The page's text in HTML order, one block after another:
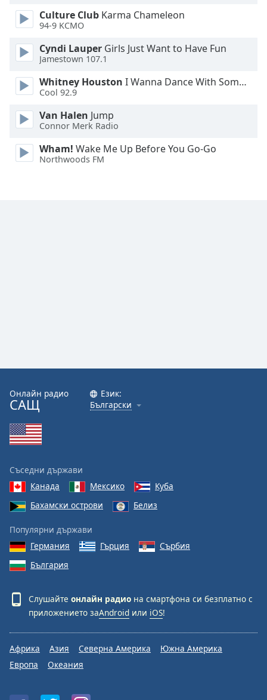
Dialog
End
dialog
window.
Culture Club Karma Chameleon
94-9 KCMO
Cyndi Lauper Girls Just Want to Have Fun
Jamestown 107.1
Whitney Houston I Wanna Dance With Somebody
Cool 92.9
Van Halen Jump
Connor Merk Radio
Wham! Wake Me Up Before You Go-Go
Northwoods FM
Онлайн радио
САЩ
Език:
Български
Съседни държави
Канада
Мексико
Куба
Бахамски острови
Белиз
Популярни държави
Германия
Гърция
Сърбия
България
Слушайте онлайн радио на смартфона си безплатно с
приложението заAndroid или iOS!
Африка Азия Северна Америка
Южна Америка
Европа
Океания